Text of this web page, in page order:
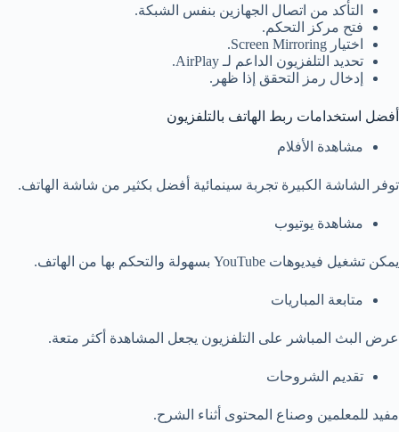
التأكد من اتصال الجهازين بنفس الشبكة.
فتح مركز التحكم.
اختيار Screen Mirroring.
تحديد التلفزيون الداعم لـ AirPlay.
إدخال رمز التحقق إذا ظهر.
أفضل استخدامات ربط الهاتف بالتلفزيون
مشاهدة الأفلام
توفر الشاشة الكبيرة تجربة سينمائية أفضل بكثير من شاشة الهاتف.
مشاهدة يوتيوب
يمكن تشغيل فيديوهات YouTube بسهولة والتحكم بها من الهاتف.
متابعة المباريات
عرض البث المباشر على التلفزيون يجعل المشاهدة أكثر متعة.
تقديم الشروحات
مفيد للمعلمين وصناع المحتوى أثناء الشرح.